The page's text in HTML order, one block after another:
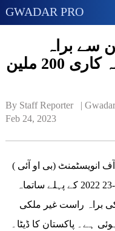
GWADAR PRO
سے براہ
راست غیر ملکی سرمایہ کاری 200 ملین
By Staff Reporter   |
Feb 24, 2023
آف انویسٹمنٹ (بی او آئی )
کے مطابق پاکستان کو رواں مالی سال-23 2022 کے پہلے ساتماہ
ڈالر کی براہ راست غیر ملکی
ہے۔ پاکستان کا ڈیٹا۔